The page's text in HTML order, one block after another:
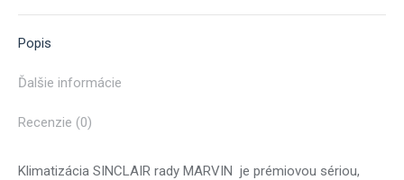
Popis
Ďalšie informácie
Recenzie (0)
Klimatizácia SINCLAIR rady MARVIN je prémiovou sériou,